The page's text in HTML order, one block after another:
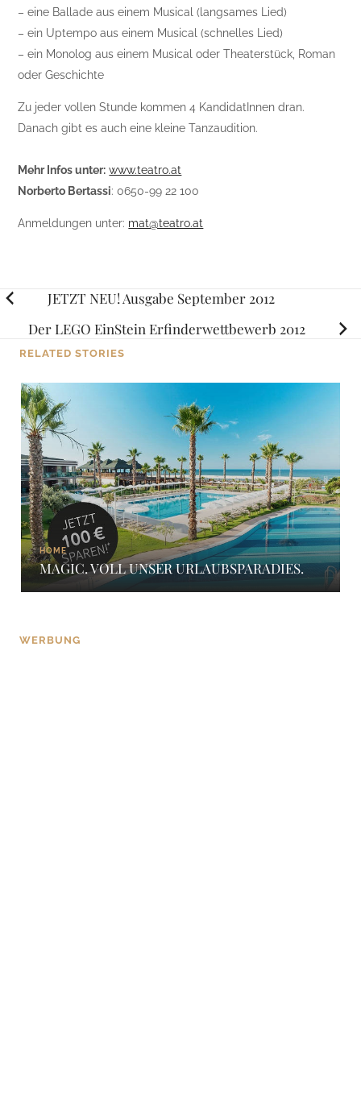
– eine Ballade aus einem Musical (langsames Lied)
– ein Uptempo aus einem Musical (schnelles Lied)
– ein Monolog aus einem Musical oder Theaterstück, Roman
oder Geschichte
Zu jeder vollen Stunde kommen 4 KandidatInnen dran.
Danach gibt es auch eine kleine Tanzaudition.
Mehr Infos unter: www.teatro.at
Norberto Bertassi: 0650-99 22 100
Anmeldungen unter: mat@teatro.at
Posts
navigation
JETZT NEU! Ausgabe September 2012
Der LEGO EinStein Erfinderwettbewerb 2012
RELATED STORIES
HOME
MAGIC. VOLL UNSER URLAUBSPARADIES.
WERBUNG